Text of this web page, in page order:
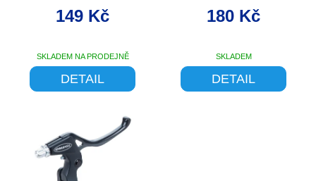
STŘÍBRNÉ
SKLADEM NA PRODEJNĚ
149 Kč
DETAIL
hodnocení
produktu
SKLADEM
180 Kč
DETAIL